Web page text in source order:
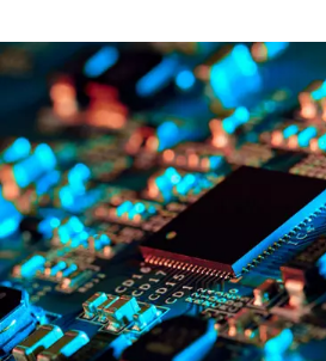
in der
Druckluft ist das Rückgrat der
Steuerung und Effizienz in allen
Kompressoren optimieren die
konsistentere Montagelinien
Fehler minimieren. Mit unserer
beispielloses Maß an Qualität
elektronischen Produkten und
Branche.